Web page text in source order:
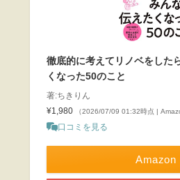
徹底的に考えてリノベをした
くなった50のこと
著:ちきりん
¥1,980
（2026/07/09 01:32時点 |
口コミを見る
Amazon